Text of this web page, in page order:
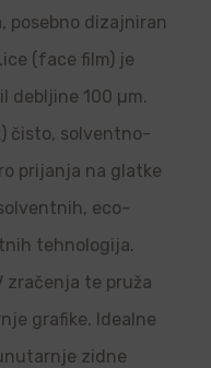
posebno dizajniran
(face film) je
debljine 100 µm.
čisto, solventno-
prijanja na glatke
eco-
tehnologija.
zračenja te pruža
grafike. Idealne
zidne